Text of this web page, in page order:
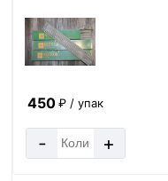
450₽ / упак
- +